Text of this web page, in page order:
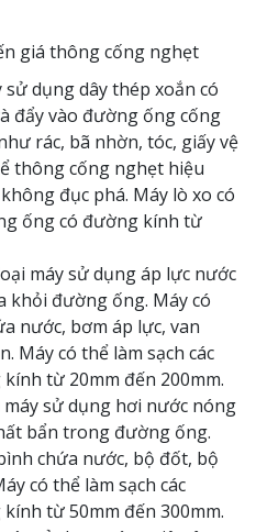
sử dụng dây thép xoắn có
đẩy vào đường ống cống
rác, bã nhờn, tóc, giấy vệ
thông cống nghẹt hiệu
đục phá. Máy lò xo có
ống có đường kính từ
máy sử dụng áp lực nước
khỏi đường ống. Máy có
nước, bơm áp lực, van
Máy có thể làm sạch các
từ 20mm đến 200mm.
máy sử dụng hơi nước nóng
bẩn trong đường ống.
chứa nước, bộ đốt, bộ
có thể làm sạch các
từ 50mm đến 300mm.